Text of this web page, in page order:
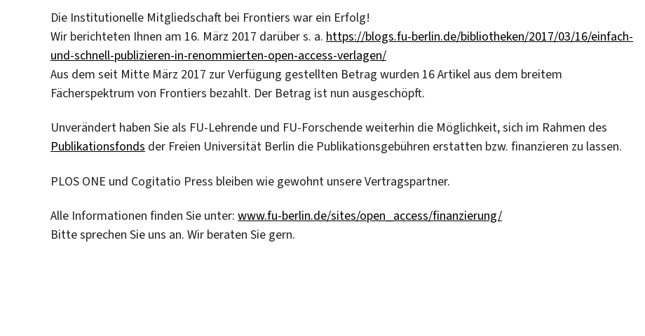
Die Institutionelle Mitgliedschaft bei Frontiers war ein Erfolg!
Wir berichteten Ihnen am 16. März 2017 darüber s. a. https://blogs.fu-berlin.de/bibliotheken/2017/03/16/einfach-
und-schnell-publizieren-in-renommierten-open-access-verlagen/
Aus dem seit Mitte März 2017 zur Verfügung gestellten Betrag wurden 16 Artikel aus dem breitem
Fächerspektrum von Frontiers bezahlt. Der Betrag ist nun ausgeschöpft.
Unverändert haben Sie als FU-Lehrende und FU-Forschende weiterhin die Möglichkeit, sich im Rahmen des
Publikationsfonds der Freien Universität Berlin die Publikationsgebühren erstatten bzw. finanzieren zu lassen.
PLOS ONE und Cogitatio Press bleiben wie gewohnt unsere Vertragspartner.
Alle Informationen finden Sie unter: www.fu-berlin.de/sites/open_access/finanzierung/
Bitte sprechen Sie uns an. Wir beraten Sie gern.